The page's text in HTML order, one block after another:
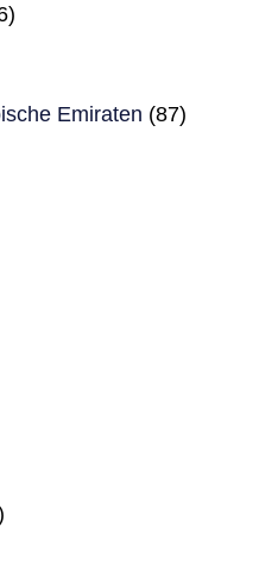
Emiraten (87)